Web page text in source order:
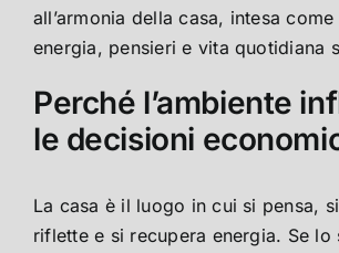
all’armonia della casa, intesa
energia, pensieri e vita quotidiana
Perché l’ambiente
le decisioni
La casa è il luogo in cui si pensa,
riflette e si recupera energia. Se lo